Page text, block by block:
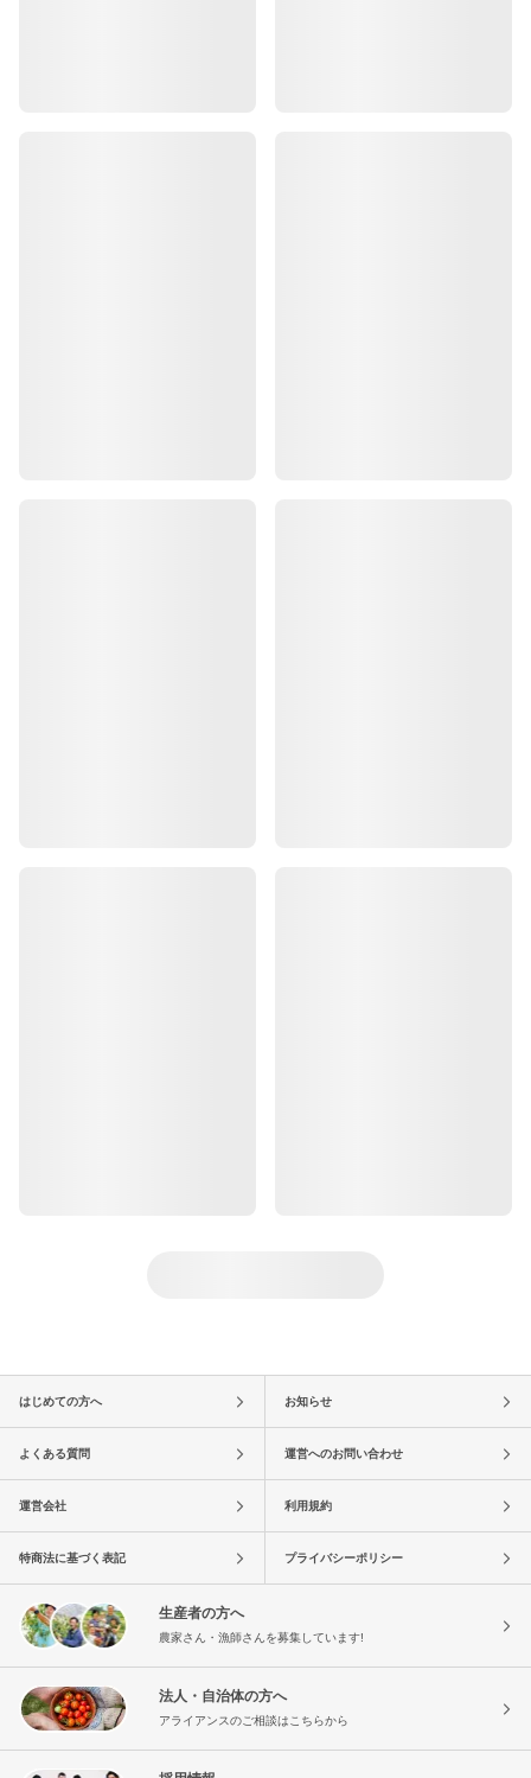
はじめての方へ お知らせ
よくある質問 運営へのお問い合わせ
運営会社 利用規約
特商法に基づく表記 プライバシーポリシー
生産者の方へ
農家さん・漁師さんを募集しています!
法人・自治体の方へ
アライアンスのご相談はこちらから